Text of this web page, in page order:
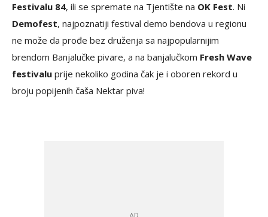
Festivalu 84, ili se spremate na Tjentište na OK Fest. Ni
Demofest, najpoznatiji festival demo bendova u regionu
ne može da prođe bez druženja sa najpopularnijim
brendom Banjalučke pivare, a na banjalučkom Fresh Wave
festivalu prije nekoliko godina čak je i oboren rekord u
broju popijenih čaša Nektar piva!